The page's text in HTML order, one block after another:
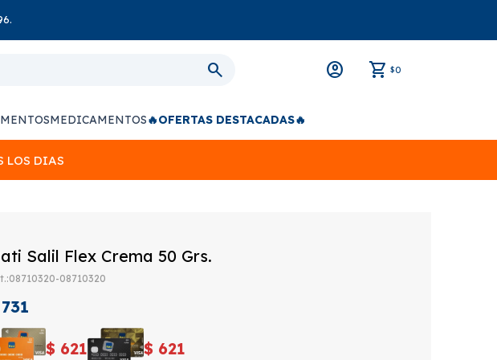
$0
MEDICAMENTOS🔥OFERTAS DESTACADAS🔥
LOS DIAS
Salil Flex Crema 50 Grs.
08710320-08710320
731
$ 621 $ 621